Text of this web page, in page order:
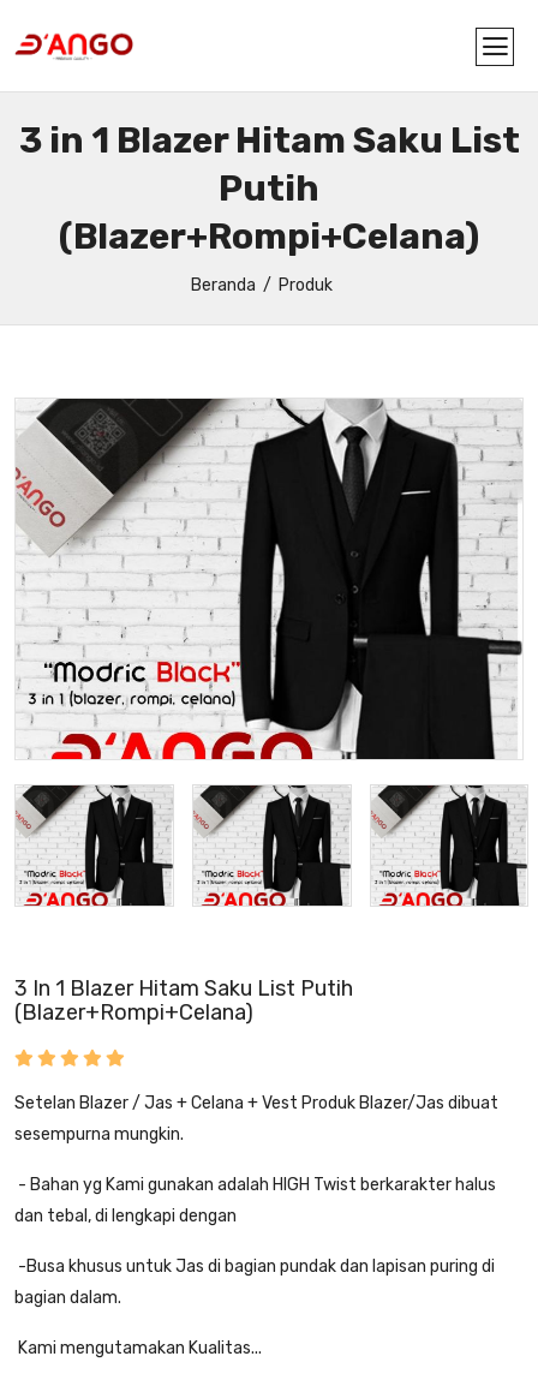
3 in 1 Blazer Hitam Saku List
Putih
(Blazer+Rompi+Celana)
Beranda Produk
3 In 1 Blazer Hitam Saku List Putih
(Blazer+Rompi+Celana)
Setelan Blazer / Jas + Celana + Vest Produk Blazer/Jas dibuat
sesempurna mungkin.
- Bahan yg Kami gunakan adalah HIGH Twist berkarakter halus
dan tebal, di lengkapi dengan
-Busa khusus untuk Jas di bagian pundak dan lapisan puring di
bagian dalam.
Kami mengutamakan Kualitas...